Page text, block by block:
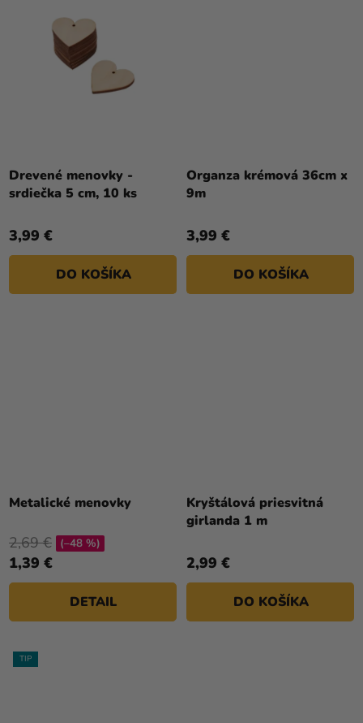
Drevené menovky -
srdiečka 5 cm, 10 ks
hodnotenie
produktu
je
5
hviezdičiek.
3,99 €
DO KOŠÍKA
Organza krémová 36cm x
9m
3,99 €
DO KOŠÍKA
Metalické menovky
1,39 €
2,69 € (–48 %)
DETAIL
Kryštálová priesvitná
girlanda 1 m
2,99 €
DO KOŠÍKA
TIP